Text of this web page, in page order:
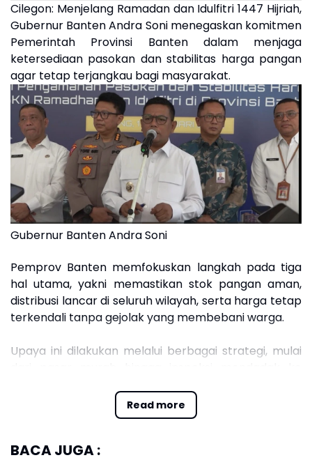
Read more
Cilegon: Menjelang Ramadan dan Idulfitri 1447 Hijriah,
Gubernur Banten Andra Soni menegaskan komitmen
Pemerintah Provinsi Banten dalam menjaga
ketersediaan pasokan dan stabilitas harga pangan
agar tetap terjangkau bagi masyarakat.
Gubernur Banten Andra Soni
Pemprov Banten memfokuskan langkah pada tiga
hal utama, yakni memastikan stok pangan aman,
distribusi lancar di seluruh wilayah, serta harga tetap
terkendali tanpa gejolak yang membebani warga.
Upaya ini dilakukan melalui berbagai strategi, mulai
Berdasarkan pemantauan Bank Indonesia, secara
peningkatan tekanan harga akibat lonjakan
BACA JUGA :